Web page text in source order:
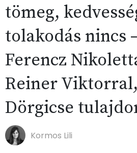
tömeg,
tolakodás nincs
Ferencz
Reiner
Dörgicse
Kormos Lili